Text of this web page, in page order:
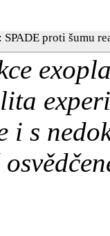
proti šumu
i s